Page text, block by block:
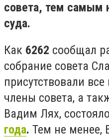
совета, тем самым
суда.
Как 6262 сообщал
собрание совета
присутствовали
члены совета, а
Вадим Лях,
года. Тем не менее,